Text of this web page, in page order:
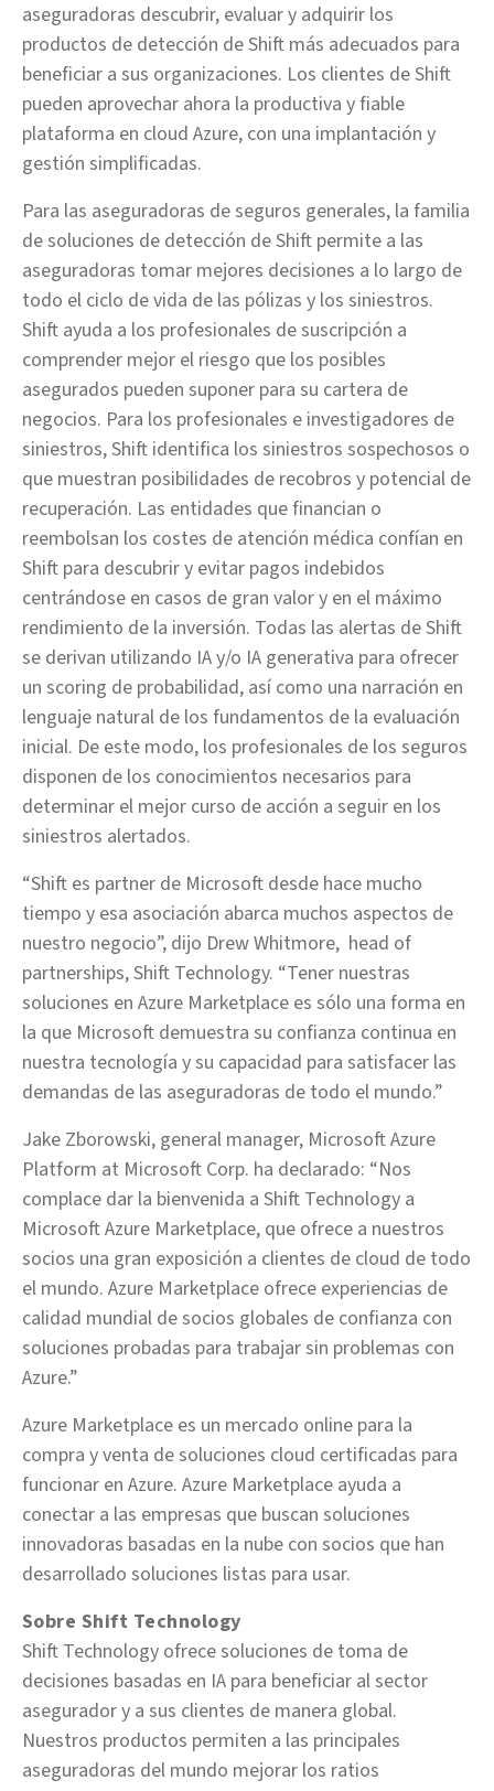
aseguradoras descubrir, evaluar y adquirir los
productos de detección de Shift más adecuados para
beneficiar a sus organizaciones. Los clientes de Shift
pueden aprovechar ahora la productiva y fiable
plataforma en cloud Azure, con una implantación y
gestión simplificadas.
Para las aseguradoras de seguros generales, la familia
de soluciones de detección de Shift permite a las
aseguradoras tomar mejores decisiones a lo largo de
todo el ciclo de vida de las pólizas y los siniestros.
Shift ayuda a los profesionales de suscripción a
comprender mejor el riesgo que los posibles
asegurados pueden suponer para su cartera de
negocios. Para los profesionales e investigadores de
siniestros, Shift identifica los siniestros sospechosos o
que muestran posibilidades de recobros y potencial de
recuperación. Las entidades que financian o
reembolsan los costes de atención médica confían en
Shift para descubrir y evitar pagos indebidos
centrándose en casos de gran valor y en el máximo
rendimiento de la inversión. Todas las alertas de Shift
se derivan utilizando IA y/o IA generativa para ofrecer
un scoring de probabilidad, así como una narración en
lenguaje natural de los fundamentos de la evaluación
inicial. De este modo, los profesionales de los seguros
disponen de los conocimientos necesarios para
determinar el mejor curso de acción a seguir en los
siniestros alertados.
“Shift es partner de Microsoft desde hace mucho
tiempo y esa asociación abarca muchos aspectos de
nuestro negocio”, dijo Drew Whitmore, head of
partnerships, Shift Technology. “Tener nuestras
soluciones en Azure Marketplace es sólo una forma en
la que Microsoft demuestra su confianza continua en
nuestra tecnología y su capacidad para satisfacer las
demandas de las aseguradoras de todo el mundo.”
Jake Zborowski, general manager, Microsoft Azure
Platform at Microsoft Corp. ha declarado: “Nos
complace dar la bienvenida a Shift Technology a
Microsoft Azure Marketplace, que ofrece a nuestros
socios una gran exposición a clientes de cloud de todo
el mundo. Azure Marketplace ofrece experiencias de
calidad mundial de socios globales de confianza con
soluciones probadas para trabajar sin problemas con
Azure.”
Azure Marketplace es un mercado online para la
compra y venta de soluciones cloud certificadas para
funcionar en Azure. Azure Marketplace ayuda a
conectar a las empresas que buscan soluciones
innovadoras basadas en la nube con socios que han
desarrollado soluciones listas para usar.
Sobre Shift Technology
Shift Technology ofrece soluciones de toma de
decisiones basadas en IA para beneficiar al sector
asegurador y a sus clientes de manera global.
Nuestros productos permiten a las principales
aseguradoras del mundo mejorar los ratios